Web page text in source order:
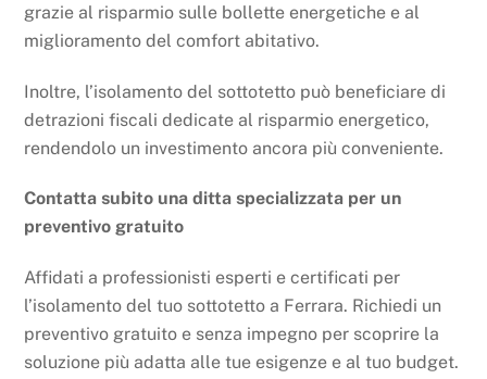
grazie al risparmio sulle bollette energetiche e al
miglioramento del comfort abitativo.
Inoltre, l’isolamento del sottotetto può beneficiare di
detrazioni fiscali dedicate al risparmio energetico,
rendendolo un investimento ancora più conveniente.
Contatta subito una ditta specializzata per un
preventivo gratuito
Affidati a professionisti esperti e certificati per
l’isolamento del tuo sottotetto a Ferrara. Richiedi un
preventivo gratuito e senza impegno per scoprire la
soluzione più adatta alle tue esigenze e al tuo budget.